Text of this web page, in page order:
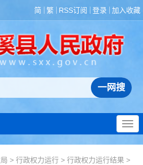
简 繁 RSS订阅 登录 加入收藏
> 行政权力运行 > 行政权力运行结果 >